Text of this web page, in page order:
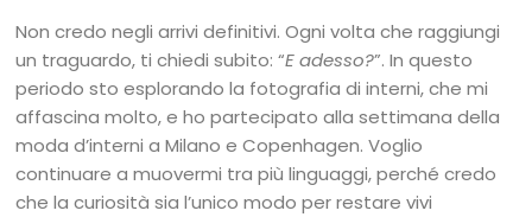
Non credo negli arrivi definitivi. Ogni volta che raggiungi
un traguardo, ti chiedi subito: “E adesso?”. In questo
periodo sto esplorando la fotografia di interni, che mi
affascina molto, e ho partecipato alla settimana della
moda d’interni a Milano e Copenhagen. Voglio
continuare a muovermi tra più linguaggi, perché credo
che la curiosità sia l’unico modo per restare vivi